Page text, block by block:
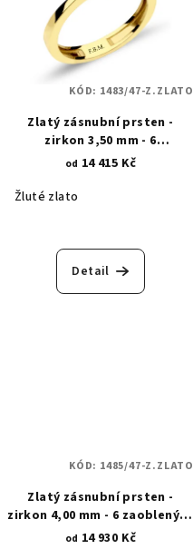
Zlatý zásnubní prsten -
zirkon 3,50 mm - 6
trojúhelníkových krapen 1483
od 14 415 Kč
Žluté zlato
Detail
KÓD: 1483/47-Z.ZLATO
Zlatý zásnubní prsten -
zirkon 4,00 mm - 6 zaoblených
krapen 1485
od 14 930 Kč
KÓD: 1485/47-Z.ZLATO